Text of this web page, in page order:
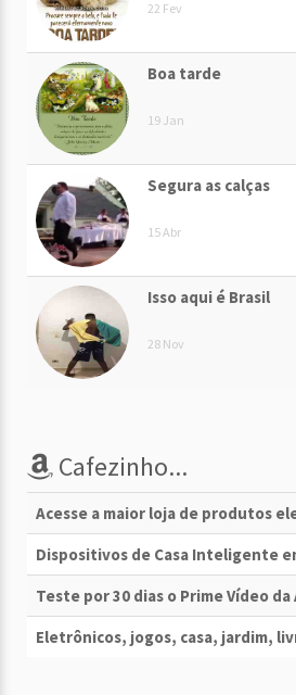
22 Fev
Boa tarde
19 Jan
Segura as calças
15 Abr
Isso aqui é Brasil
28 Nov
Cafezinho...
Acesse a maior loja de produtos
Dispositivos de Casa Inteligente
Teste por 30 dias o Prime Vídeo da
Eletrônicos, jogos, casa, jardim,